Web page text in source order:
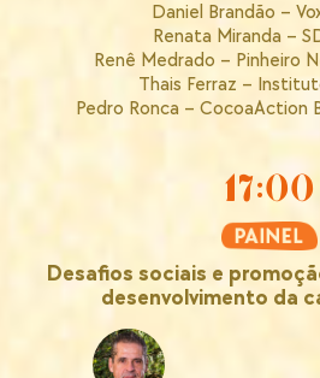
Daniel Brandão –
Renata Miranda –
Renê Medrado – Pinheiro
Thais Ferraz –
Pedro Ronca – CocoaAction
17:00
Desafios sociais e
desenvolvimento da